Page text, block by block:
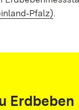
.
Erdbeben